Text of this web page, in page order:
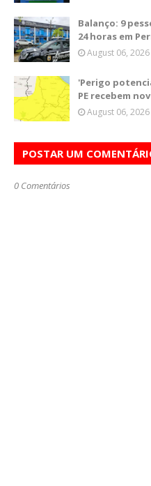
Balanço: 9
24 horas em
August 06, 2026
'Perigo
PE recebem
August 06, 2026
POSTAR UM
0 Comentários